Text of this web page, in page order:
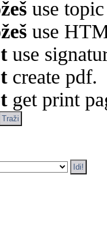
use
use
use
create pdf.
get print